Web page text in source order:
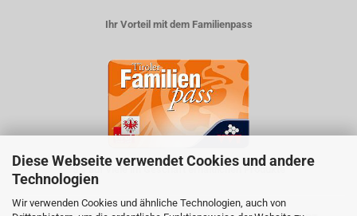
Diese Webseite verwendet Cookies und andere
Technologien
Wir verwenden Cookies und ähnliche Technologien, auch von
Ihr Vorteil mit dem Familienpass
5% auf viele im Geschäft erhältlichen Produkte